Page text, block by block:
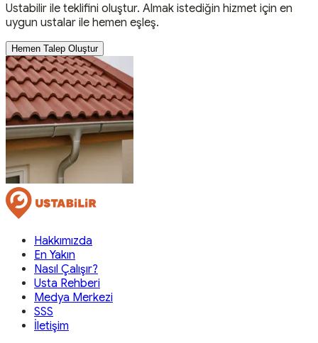
Ustabilir ile teklifini oluştur. Almak istediğin hizmet için en
uygun ustalar ile hemen eşleş.
Hemen Talep Oluştur
Hakkımızda
En Yakın
Nasıl Çalışır?
Usta Rehberi
Medya Merkezi
SSS
İletişim